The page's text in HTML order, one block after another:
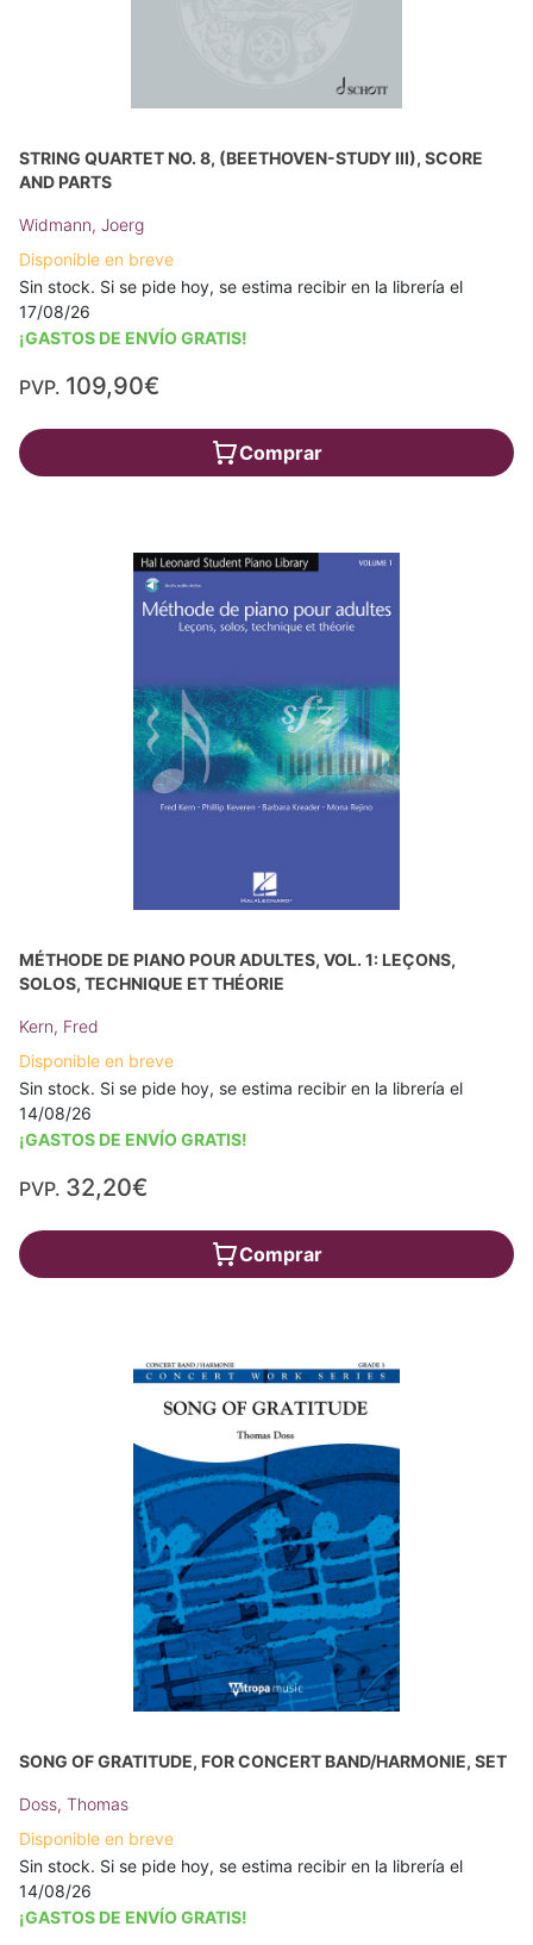
STRING QUARTET NO. 8, (BEETHOVEN-STUDY III), SCORE
AND PARTS
Widmann, Joerg
Disponible en breve
Sin stock. Si se pide hoy, se estima recibir en la librería el
17/08/26
¡GASTOS DE ENVÍO GRATIS!
PVP. 109,90€
Comprar
MÉTHODE DE PIANO POUR ADULTES, VOL. 1: LEÇONS,
SOLOS, TECHNIQUE ET THÉORIE
Kern, Fred
Disponible en breve
Sin stock. Si se pide hoy, se estima recibir en la librería el
14/08/26
¡GASTOS DE ENVÍO GRATIS!
PVP. 32,20€
Comprar
SONG OF GRATITUDE, FOR CONCERT BAND/HARMONIE, SET
Doss, Thomas
Disponible en breve
Sin stock. Si se pide hoy, se estima recibir en la librería el
14/08/26
¡GASTOS DE ENVÍO GRATIS!